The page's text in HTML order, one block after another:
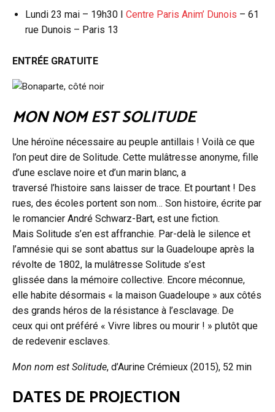
Lundi 23 mai – 19h30 I Centre Paris Anim’ Dunois – 61
rue Dunois – Paris 13
ENTRÉE GRATUITE
MON NOM EST SOLITUDE
Une héroïne nécessaire au peuple antillais ! Voilà ce que
l’on peut dire de Solitude. Cette mulâtresse anonyme, fille
d’une esclave noire et d’un marin blanc, a
traversé l’histoire sans laisser de trace. Et pourtant ! Des
rues, des écoles portent son nom… Son histoire, écrite par
le romancier André Schwarz-Bart, est une fiction.
Mais Solitude s’en est affranchie. Par-delà le silence et
l’amnésie qui se sont abattus sur la Guadeloupe après la
révolte de 1802, la mulâtresse Solitude s’est
glissée dans la mémoire collective. Encore méconnue,
elle habite désormais « la maison Guadeloupe » aux côtés
des grands héros de la résistance à l’esclavage. De
ceux qui ont préféré « Vivre libres ou mourir ! » plutôt que
de redevenir esclaves.
Mon nom est Solitude, d’Aurine Crémieux (2015), 52 min
DATES DE PROJECTION